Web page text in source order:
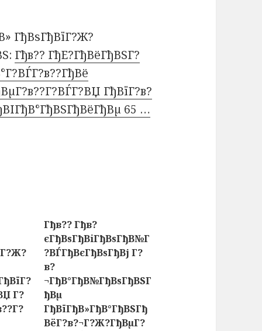
ГђВѕГђВїГ?Ж?
Гђв?? ГђЕ?ГђВёГђВЅГ?
ГђВїГ?в?
65 …
Г?
Гђв?? Гђв?
єГђВѕГђВіГђВѕГђВ№Г
?ВЃГђВєГђВѕГђВј Г?
в?
¬ГђВ°ГђВ№ГђВѕГђВЅГ
ђВµ
ГђВїГђВ»ГђВ°ГђВЅГђ
ВёГ?в?¬Г?Ж?ГђВµГ?